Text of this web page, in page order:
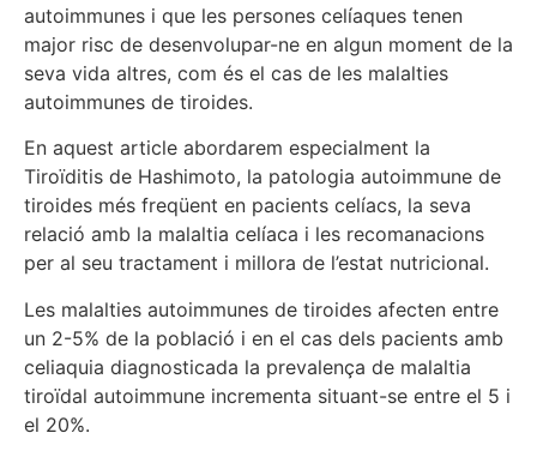
autoimmunes i que les persones celíaques tenen
major risc de desenvolupar-ne en algun moment de la
seva vida altres, com és el cas de les malalties
autoimmunes de tiroides.
En aquest article abordarem especialment la
Tiroïditis de Hashimoto, la patologia autoimmune de
tiroides més freqüent en pacients celíacs, la seva
relació amb la malaltia celíaca i les recomanacions
per al seu tractament i millora de l’estat nutricional.
Les malalties autoimmunes de tiroides afecten entre
un 2-5% de la població i en el cas dels pacients amb
celiaquia diagnosticada la prevalença de malaltia
tiroïdal autoimmune incrementa situant-se entre el 5 i
el 20%.